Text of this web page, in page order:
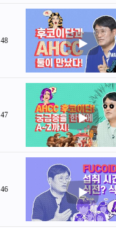
48
47
46